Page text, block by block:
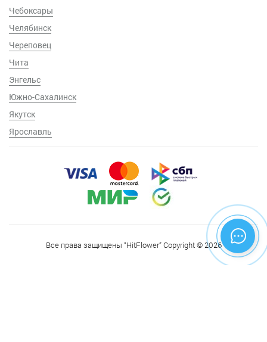
Чебоксары
Челябинск
Череповец
Чита
Энгельс
Южно-Сахалинск
Якутск
Ярославль
Все права защищены “HitFlower” Copyright © 2026